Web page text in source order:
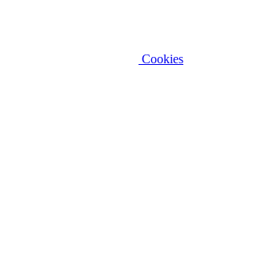
Cookies